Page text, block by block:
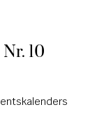
10